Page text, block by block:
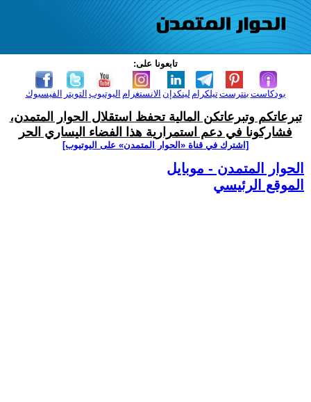
تابعونا على:
الفيسبوك التويتر اليوتيوب الانستغرام لينكدإن تيلكرامبنترست بودكاست
تبرعاتكم وتبرعاتكن المالية تحفظ استقلال الحوار المتمدن،
فشاركونا في دعم استمرارية هذا الفضاء اليساري الحر
[اشترك في قناة ‫«الحوار المتمدن» على اليوتيوب]
الحوار المتمدن - موبايل
الموقع الرئيسي